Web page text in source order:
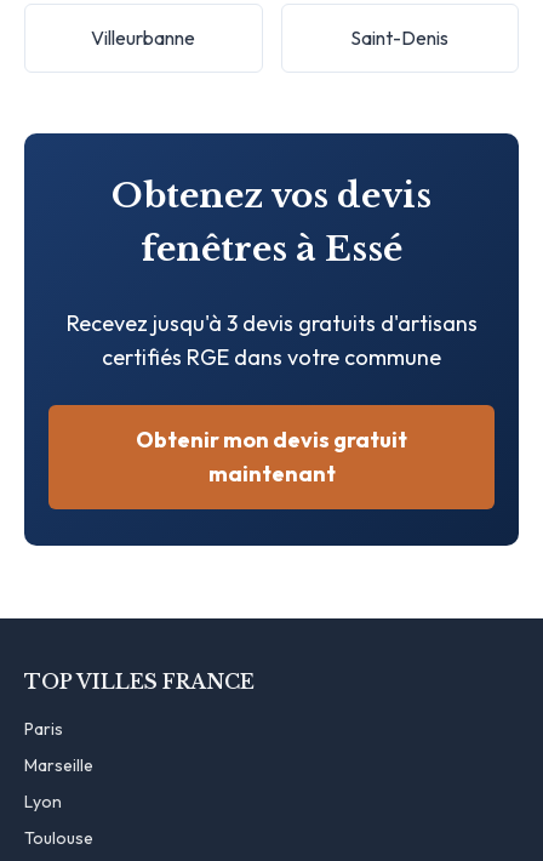
Villeurbanne Saint-Denis
Obtenez vos devis
fenêtres à Essé
Recevez jusqu'à 3 devis gratuits d'artisans
certifiés RGE dans votre commune
Obtenir mon devis gratuit
maintenant
TOP VILLES FRANCE
Paris
Marseille
Lyon
Toulouse